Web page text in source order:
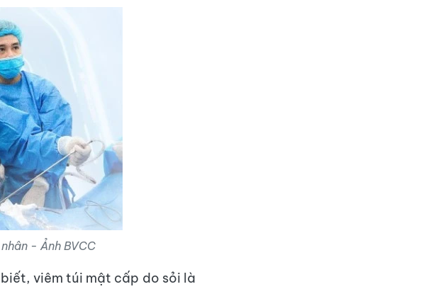
- Ảnh BVCC
viêm túi mật cấp do sỏi là